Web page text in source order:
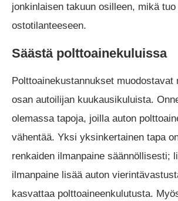
jonkinlaisen takuun osilleen, mikä
ostotilanteeseen.
Säästä polttoainekuluissa
Polttoainekustannukset muodostavat
osan autoilijan kuukausikuluista.
olemassa tapoja, joilla auton
vähentää. Yksi yksinkertainen tapa
renkaiden ilmanpaine säännöllisesti;
ilmanpaine lisää auton
kasvattaa polttoaineenkulutusta.